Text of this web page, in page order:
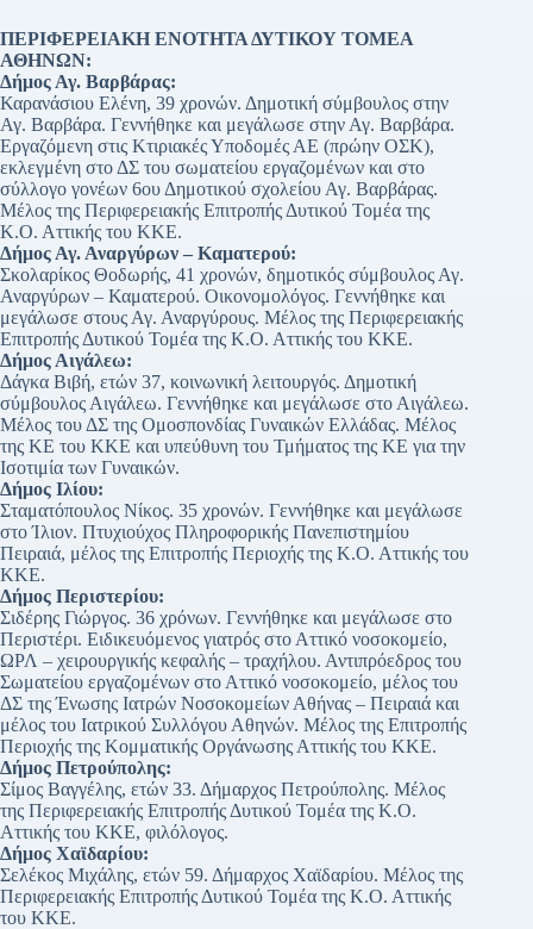
ΠΕΡΙΦΕΡΕΙΑΚΗ ΕΝΟΤΗΤΑ ΔΥΤΙΚΟΥ ΤΟΜΕΑ
ΑΘΗΝΩΝ:
Δήμος Αγ. Βαρβάρας:
Καρανάσιου Ελένη, 39 χρονών. Δημοτική σύμβουλος στην
Αγ. Βαρβάρα. Γεννήθηκε και μεγάλωσε στην Αγ. Βαρβάρα.
Εργαζόμενη στις Κτιριακές Υποδομές ΑΕ (πρώην ΟΣΚ),
εκλεγμένη στο ΔΣ του σωματείου εργαζομένων και στο
σύλλογο γονέων 6ου Δημοτικού σχολείου Αγ. Βαρβάρας.
Mέλος της Περιφερειακής Επιτροπής Δυτικού Τομέα της
Κ.Ο. Αττικής του ΚΚΕ.
Δήμος Αγ. Αναργύρων – Καματερού:
Σκολαρίκος Θοδωρής, 41 χρονών, δημοτικός σύμβουλος Αγ.
Αναργύρων – Καματερού. Οικονομολόγος. Γεννήθηκε και
μεγάλωσε στους Αγ. Αναργύρους. Μέλος της Περιφερειακής
Επιτροπής Δυτικού Τομέα της Κ.Ο. Αττικής του ΚΚΕ.
Δήμος Αιγάλεω:
Δάγκα Βιβή, ετών 37, κοινωνική λειτουργός. Δημοτική
σύμβουλος Αιγάλεω. Γεννήθηκε και μεγάλωσε στο Αιγάλεω.
Μέλος του ΔΣ της Ομοσπονδίας Γυναικών Ελλάδας. Μέλος
της ΚΕ του ΚΚΕ και υπεύθυνη του Τμήματος της ΚΕ για την
Ισοτιμία των Γυναικών.
Δήμος Ιλίου:
Σταματόπουλος Νίκος. 35 χρονών. Γεννήθηκε και μεγάλωσε
στο Ίλιον. Πτυχιούχος Πληροφορικής Πανεπιστημίου
Πειραιά, μέλος της Επιτροπής Περιοχής της Κ.Ο. Αττικής του
ΚΚΕ.
Δήμος Περιστερίου:
Σιδέρης Γιώργος. 36 χρόνων. Γεννήθηκε και μεγάλωσε στο
Περιστέρι. Ειδικευόμενος γιατρός στο Αττικό νοσοκομείο,
ΩΡΛ – χειρουργικής κεφαλής – τραχήλου. Αντιπρόεδρος του
Σωματείου εργαζομένων στο Αττικό νοσοκομείο, μέλος του
ΔΣ της Ένωσης Ιατρών Νοσοκομείων Αθήνας – Πειραιά και
μέλος του Ιατρικού Συλλόγου Αθηνών. Μέλος της Επιτροπής
Περιοχής της Κομματικής Οργάνωσης Αττικής του ΚΚΕ.
Δήμος Πετρούπολης:
Σίμος Βαγγέλης, ετών 33. Δήμαρχος Πετρούπολης. Μέλος
της Περιφερειακής Επιτροπής Δυτικού Τομέα της Κ.Ο.
Αττικής του ΚΚΕ, φιλόλογος.
Δήμος Χαϊδαρίου:
Σελέκος Μιχάλης, ετών 59. Δήμαρχος Χαϊδαρίου. Μέλος της
Περιφερειακής Επιτροπής Δυτικού Τομέα της Κ.Ο. Αττικής
του ΚΚΕ.